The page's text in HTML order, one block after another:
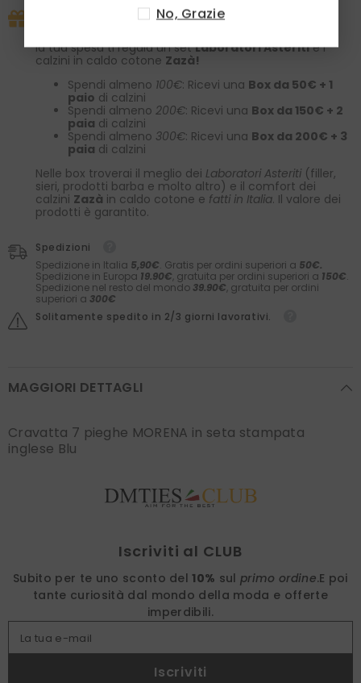
la tua spesa ti regala un setLaboratori Asteritie i
calzini in caldo cotone Zazà!
Spendi almeno 100€: Ricevi una Box da 50€ + 1
paio di calzini
Spendi almeno 200€: Ricevi una Box da 150€ + 2
paia di calzini
Spendi almeno 300€: Ricevi una Box da 200€ + 3
paia di calzini
Nelle box troverai il meglio dei Laboratori Asteriti (filler,
sieri, prodotti barba e molto altro) e il comfort dei
calzini Zazà in caldo cotone e fatti in Italia. Il valore dei
prodotti è garantito.
Spedizioni
Spedizione in Italia 5,90€. Gratis per ordini superiori a 50€.
Spedizione in Europa 19.90€, gratuita per ordini superiori a 150€.
Spedizione nel resto del mondo 39.90€, gratuita per ordini
superiori a 300€
Solitamente spedito in 2/3 giorni lavorativi.
MAGGIORI DETTAGLI
Cravatta 7 pieghe MORENA in seta stampata
inglese Blu
Iscriviti al CLUB
Subito per te uno sconto del 10% sulprimo ordine.E poi
tante curiosità dal mondo della moda e offerte
imperdibili.
La tua e-mail
Iscriviti
No, Grazie